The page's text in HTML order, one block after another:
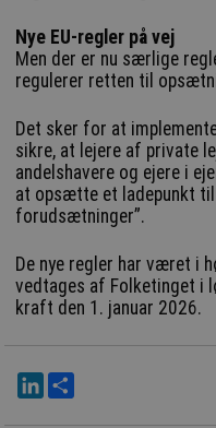
Nye EU-regler på vej
Men der er nu særlige
regulerer retten til
Det sker for at
sikre, at lejere af private
andelshavere og ejere i
at opsætte et ladepunkt til
forudsætninger”.
De nye regler har været i
vedtages af Folketinget
kraft den 1. januar 2026.
LinkedIn